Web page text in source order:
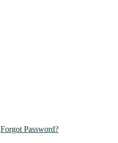
Forgot Password?